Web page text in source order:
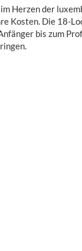
Herzen der
Kosten. Die 18-
bis zum